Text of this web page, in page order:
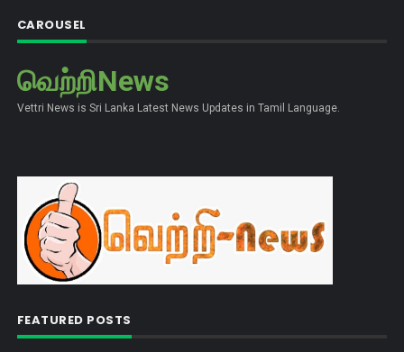
CAROUSEL
வெற்றிNews
Vettri News is Sri Lanka Latest News Updates in Tamil Language.
FEATURED POSTS